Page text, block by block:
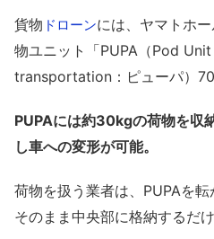
貨物 ドローンには、ヤマトホ
物ユニット「PUPA（Pod
transportation：ピューパ）
PUPAには約30kgの荷物を収
し車への変形が可能。
荷物を扱う業者は、PUPAを転
そのまま中央部に格納するだ